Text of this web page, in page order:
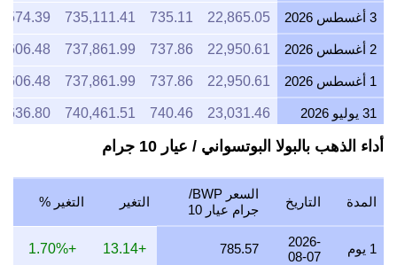
3 أغسطس 2026 22,865.05
735.11
735,111.41
2 أغسطس 2026 22,950.61
737.86
737,861.99
1 أغسطس 2026 22,950.61
737.86
737,861.99
31 يوليو 2026 23,031.46
740.46
740,461.51
30 يوليو 2026 23,359.32
751.00
751,002.02
29 يوليو 2026 23,220.74
746.55
746,546.88
28 يوليو 2026 23,160.29
744.60
744,603.19
27 يوليو 2026 23,371.70
751,400.14
أداء الذهب بالبولا البوتسواني / عيار 10 جرام
المدة التاريخ
السعر BWP/
جرام عيار 10
التغير التغير %
1 يوم
2026-
08-07
785.57
+13.14
+1.70%